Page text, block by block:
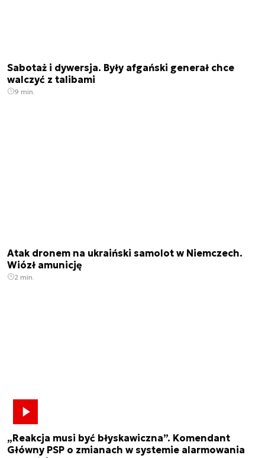
Sabotaż i dywersja. Były afgański generał chce
walczyć z talibami
9 min.
Atak dronem na ukraiński samolot w Niemczech.
Wiózł amunicję
2 min.
„Reakcja musi być błyskawiczna”. Komendant
Główny PSP o zmianach w systemie alarmowania